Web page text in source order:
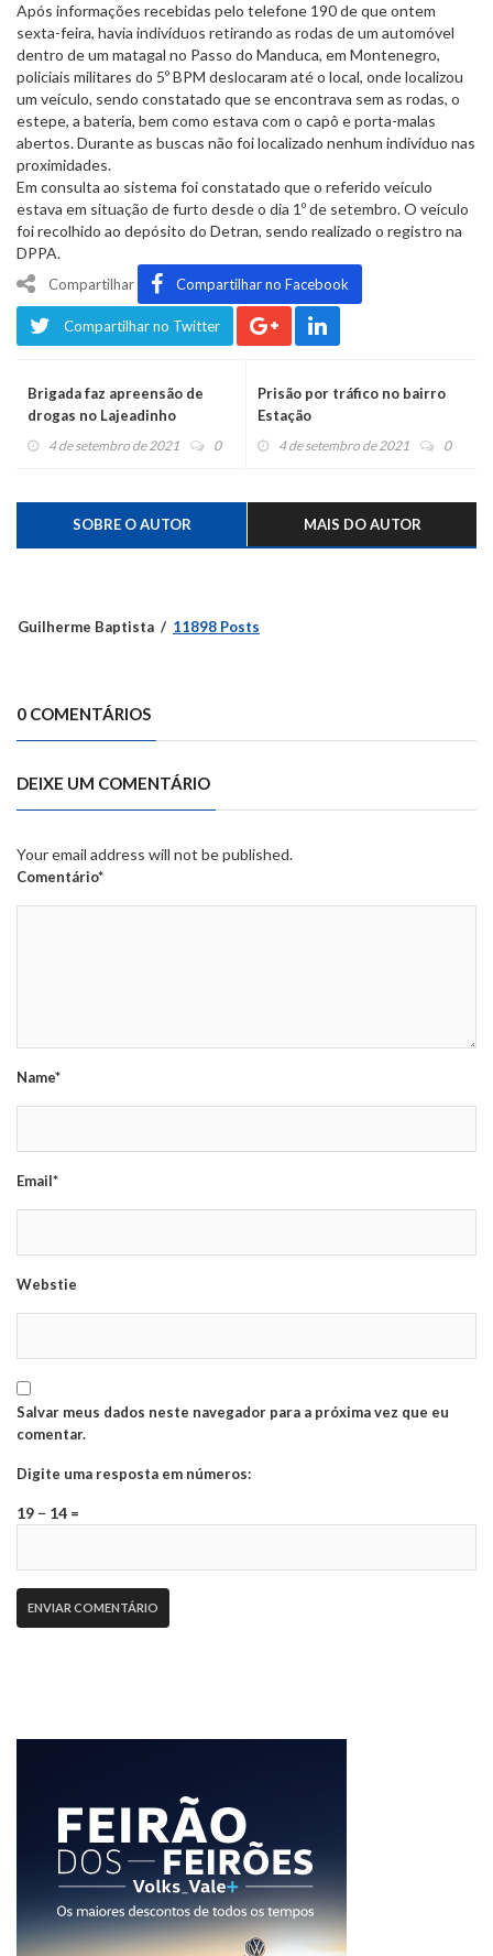
Após informações recebidas pelo telefone 190 de que ontem
sexta-feira, havia indivíduos retirando as rodas de um automóvel
dentro de um matagal no Passo do Manduca, em Montenegro,
policiais militares do 5º BPM deslocaram até o local, onde localizou
um veículo, sendo constatado que se encontrava sem as rodas, o
estepe, a bateria, bem como estava com o capô e porta-malas
abertos. Durante as buscas não foi localizado nenhum indivíduo nas
proximidades.
Em consulta ao sistema foi constatado que o referido veículo
estava em situação de furto desde o dia 1º de setembro. O veículo
foi recolhido ao depósito do Detran, sendo realizado o registro na
DPPA.
Compartilhar Compartilhar no Facebook
Compartilhar no Twitter
Brigada faz apreensão de
drogas no Lajeadinho
4 de setembro de 2021 0
Prisão por tráfico no bairro
Estação
4 de setembro de 2021 0
SOBRE O AUTOR MAIS DO AUTOR
Guilherme Baptista 11898 Posts
0 COMENTÁRIOS
DEIXE UM COMENTÁRIO
Your email address will not be published.
Comentário*
Name*
Email*
Webstie
Salvar meus dados neste navegador para a próxima vez que eu
comentar.
Digite uma resposta em números:
19 − 14 =